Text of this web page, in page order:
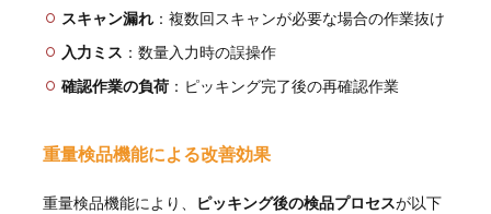
スキャン漏れ：複数回スキャンが必要な場合の作業抜け
入力ミス ：数量入力時の誤操作
確認作業の負荷：ピッキング完了後の再確認作業
重量検品機能による改善効果
重量検品機能により、 ピッキング後の検品プロセスが以下